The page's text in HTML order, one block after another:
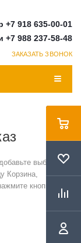
+7 918 635-00-01
+7 988 237-58-48
ЗАКАЗАТЬ ЗВОНОК
выбранные
Корзина,
кнопку